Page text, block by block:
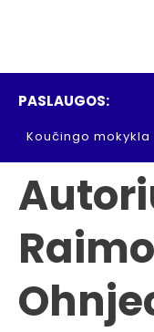
PASLAUGOS:
Koučingo mokykla